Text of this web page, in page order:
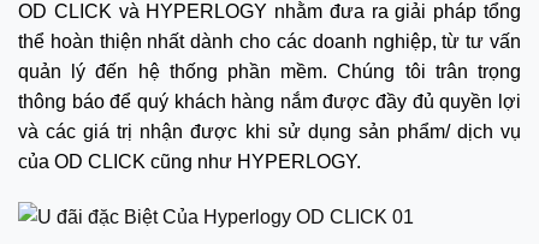
OD CLICK và HYPERLOGY nhằm đưa ra giải pháp tổng
thể hoàn thiện nhất dành cho các doanh nghiệp, từ tư vấn
quản lý đến hệ thống phần mềm. Chúng tôi trân trọng
thông báo để quý khách hàng nắm được đầy đủ quyền lợi
và các giá trị nhận được khi sử dụng sản phẩm/ dịch vụ
của OD CLICK cũng như HYPERLOGY.